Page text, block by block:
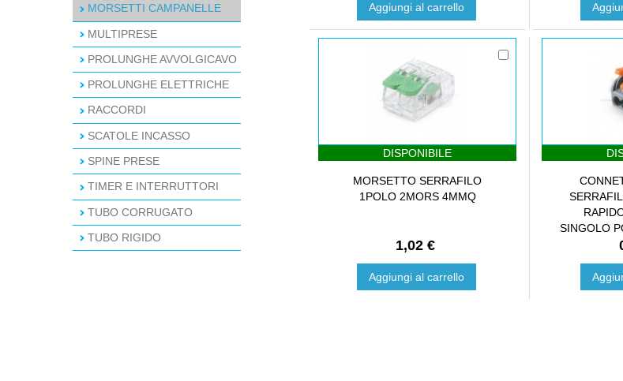
MORSETTI CAMPANELLE
MULTIPRESE
PROLUNGHE AVVOLGICAVO
PROLUNGHE ELETTRICHE
RACCORDI
SCATOLE INCASSO
SPINE PRESE
TIMER E INTERRUTTORI
TUBO CORRUGATO
TUBO RIGIDO
Aggiungi al carrello
DISPONIBILE
MORSETTO SERRAFILO
1POLO 2MORS 4MMQ
1,02 €
Aggiungi al carrello
SINGOLO